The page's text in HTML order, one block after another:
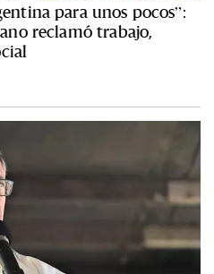
para unos pocos”:
reclamó trabajo,